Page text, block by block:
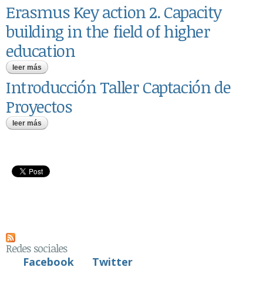
Erasmus Key action 2. Capacity
building in the field of higher
education
leer más sobre erasmus key action 2. capacity building in the field of
higher education
Introducción Taller Captación de
Proyectos
leer más sobre introducción taller captación de proyectos
Redes sociales
Facebook
Twitter